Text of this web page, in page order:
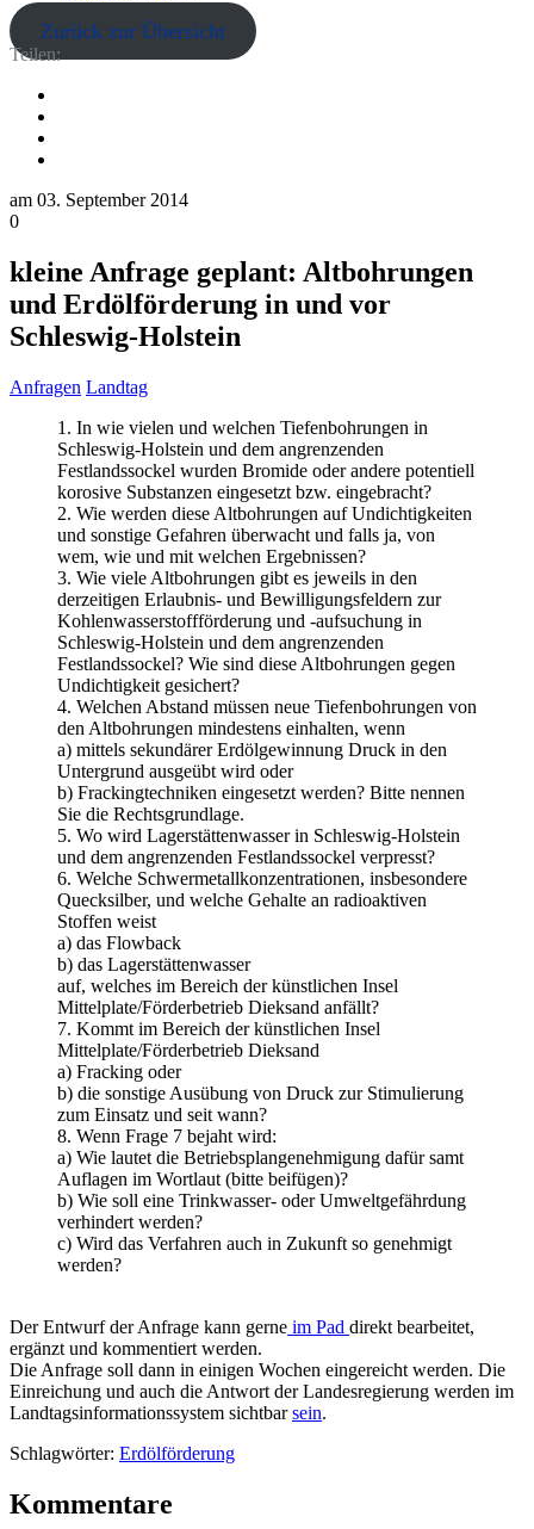
Zurück zur Übersicht
Teilen:
am 03. September 2014
0
kleine Anfrage geplant: Altbohrungen
und Erdölförderung in und vor
Schleswig-Holstein
Anfragen Landtag
1. In wie vielen und welchen Tiefenbohrungen in
Schleswig-Holstein und dem angrenzenden
Festlandssockel wurden Bromide oder andere potentiell
korosive Substanzen eingesetzt bzw. eingebracht?
2. Wie werden diese Altbohrungen auf Undichtigkeiten
und sonstige Gefahren überwacht und falls ja, von
wem, wie und mit welchen Ergebnissen?
3. Wie viele Altbohrungen gibt es jeweils in den
derzeitigen Erlaubnis- und Bewilligungsfeldern zur
Kohlenwasserstoffförderung und -aufsuchung in
Schleswig-Holstein und dem angrenzenden
Festlandssockel? Wie sind diese Altbohrungen gegen
Undichtigkeit gesichert?
4. Welchen Abstand müssen neue Tiefenbohrungen von
den Altbohrungen mindestens einhalten, wenn
a) mittels sekundärer Erdölgewinnung Druck in den
Untergrund ausgeübt wird oder
b) Frackingtechniken eingesetzt werden? Bitte nennen
Sie die Rechtsgrundlage.
5. Wo wird Lagerstättenwasser in Schleswig-Holstein
und dem angrenzenden Festlandssockel verpresst?
6. Welche Schwermetallkonzentrationen, insbesondere
Quecksilber, und welche Gehalte an radioaktiven
Stoffen weist
a) das Flowback
b) das Lagerstättenwasser
auf, welches im Bereich der künstlichen Insel
Mittelplate/Förderbetrieb Dieksand anfällt?
7. Kommt im Bereich der künstlichen Insel
Mittelplate/Förderbetrieb Dieksand
a) Fracking oder
b) die sonstige Ausübung von Druck zur Stimulierung
zum Einsatz und seit wann?
8. Wenn Frage 7 bejaht wird:
a) Wie lautet die Betriebsplangenehmigung dafür samt
Auflagen im Wortlaut (bitte beifügen)?
b) Wie soll eine Trinkwasser- oder Umweltgefährdung
verhindert werden?
c) Wird das Verfahren auch in Zukunft so genehmigt
werden?
Der Entwurf der Anfrage kann gerne im Pad direkt bearbeitet,
ergänzt und kommentiert werden.
Die Anfrage soll dann in einigen Wochen eingereicht werden. Die
Einreichung und auch die Antwort der Landesregierung werden im
Landtagsinformationssystem sichtbarsein.
Schlagwörter: Erdölförderung
Kommentare